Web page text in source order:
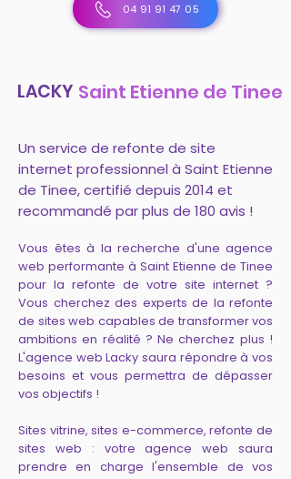
04 91 91 47 05
LACKY Saint Etienne de Tinee
Un service de refonte de site
internet professionnel à Saint Etienne
de Tinee, certifié depuis 2014 et
recommandé par plus de 180 avis !
Vous êtes à la recherche d'une agence
web performante à Saint Etienne de Tinee
pour la refonte de votre site internet ?
Vous cherchez des experts de la refonte
de sites web capables de transformer vos
ambitions en réalité ? Ne cherchez plus !
L'agence web Lacky saura répondre à vos
besoins et vous permettra de dépasser
vos objectifs !
Sites vitrine, sites e-commerce, refonte de
sites web : votre agence web saura
prendre en charge l'ensemble de vos